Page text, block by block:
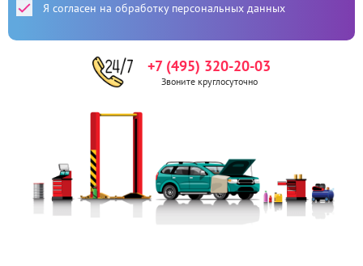
Я согласен на обработку персональных данных
+7 (495) 320-20-03
Звоните круглосуточно